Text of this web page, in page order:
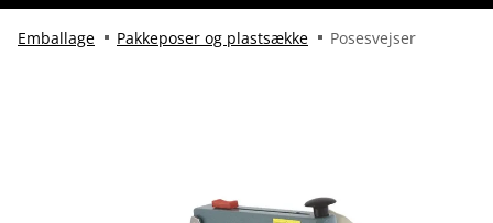
Emballage Pakkeposer og plastsække Posesvejser